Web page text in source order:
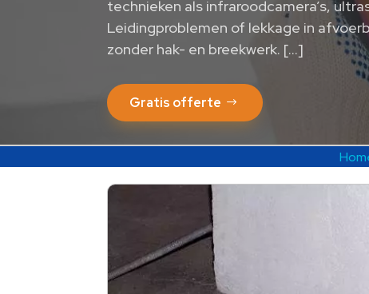
technieken als infraroodcamera’s,
Leidingproblemen of lekkage in
zonder hak- en breekwerk. […]
Gratis offerte